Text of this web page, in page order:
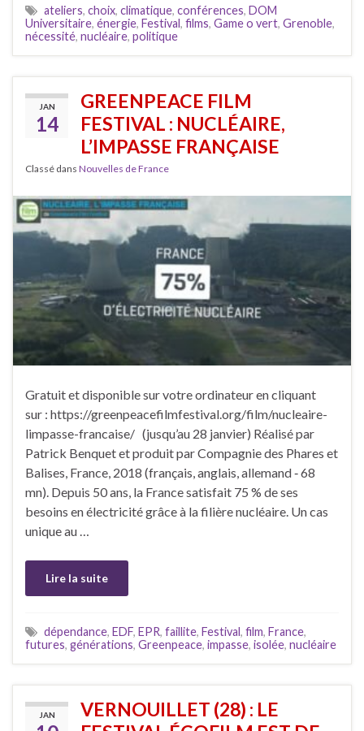
ateliers, choix, climatique, conférences, DOM
Universitaire, énergie, Festival, films, Game o vert, Grenoble,
nécessité, nucléaire, politique
JAN
14
GREENPEACE FILM
FESTIVAL : NUCLÉAIRE,
L’IMPASSE FRANÇAISE
Classé dans Nouvelles de France
Gratuit et disponible sur votre ordinateur en cliquant
sur : https://greenpeacefilmfestival.org/film/nucleaire-
limpasse-francaise/ (jusqu’au 28 janvier) Réalisé par
Patrick Benquet et produit par Compagnie des Phares et
Balises, France, 2018 (français, anglais, allemand ‐ 68
mn). Depuis 50 ans, la France satisfait 75 % de ses
besoins en électricité grâce à la filière nucléaire. Un cas
unique au …
Lire la suite
dépendance, EDF, EPR, faillite, Festival, film, France,
futures, générations, Greenpeace, impasse, isolée, nucléaire
JAN
VERNOUILLET (28) : LE